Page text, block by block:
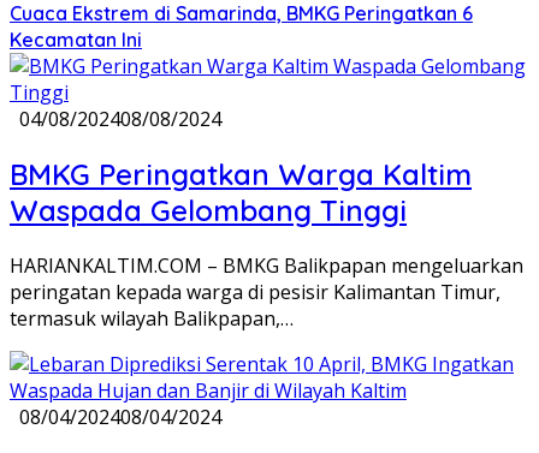
Cuaca Ekstrem di Samarinda, BMKG Peringatkan 6
Kecamatan Ini
04/08/202408/08/2024
BMKG Peringatkan Warga Kaltim
Waspada Gelombang Tinggi
HARIANKALTIM.COM – BMKG Balikpapan mengeluarkan
peringatan kepada warga di pesisir Kalimantan Timur,
termasuk wilayah Balikpapan,…
08/04/202408/04/2024